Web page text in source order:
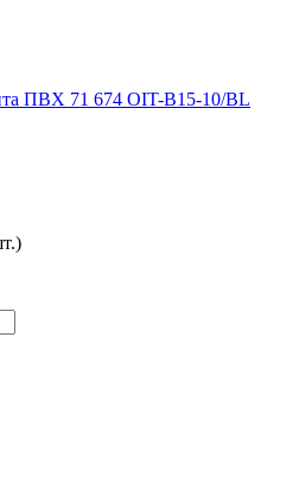
ПВХ 71 674 OIT-B15-10/BL